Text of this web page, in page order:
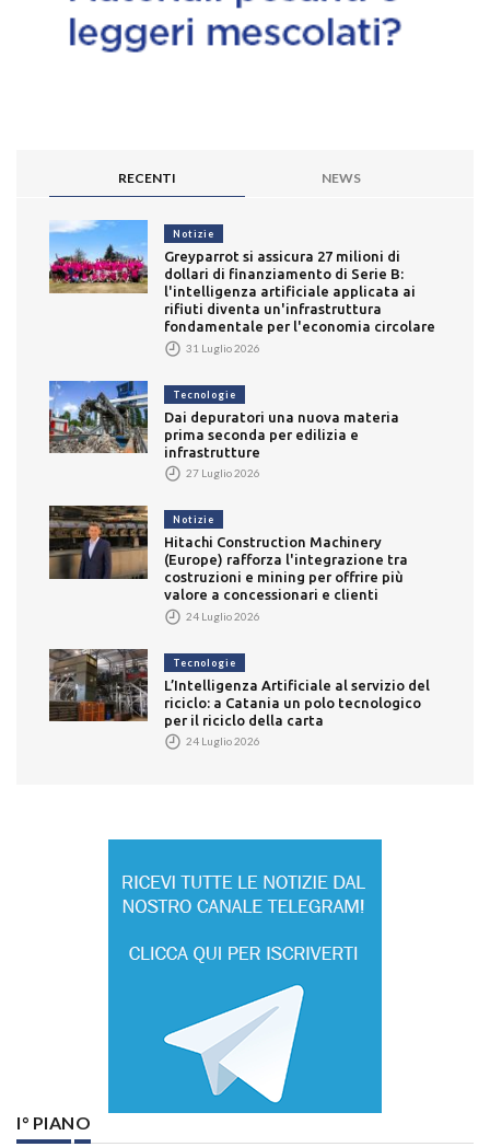
RECENTI NEWS
Notizie
Greyparrot si assicura 27 milioni di
dollari di finanziamento di Serie B:
l'intelligenza artificiale applicata ai
rifiuti diventa un'infrastruttura
fondamentale per l'economia circolare
31 Luglio 2026
Tecnologie
Dai depuratori una nuova materia
prima seconda per edilizia e
infrastrutture
27 Luglio 2026
Notizie
Hitachi Construction Machinery
(Europe) rafforza l'integrazione tra
costruzioni e mining per offrire più
valore a concessionari e clienti
24 Luglio 2026
Tecnologie
L’Intelligenza Artificiale al servizio del
riciclo: a Catania un polo tecnologico
per il riciclo della carta
24 Luglio 2026
I° PIANO